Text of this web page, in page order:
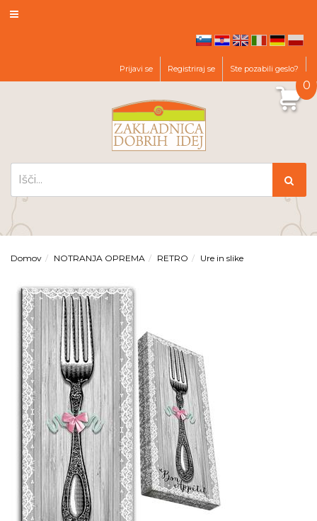
de pl
Prijavi se Registriraj se Ste pozabili geslo?
0
Domov NOTRANJA OPREMA RETRO Ure in slike